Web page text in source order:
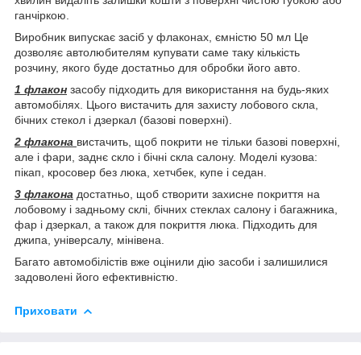
ганчіркою.
Виробник випускає засіб у флаконах, ємністю 50 мл Це
дозволяє автолюбителям купувати саме таку кількість
розчину, якого буде достатньо для обробки його авто.
1 флакон засобу підходить для використання на будь-яких
автомобілях. Цього вистачить для захисту лобового скла,
бічних стекол і дзеркал (базові поверхні).
2 флакона вистачить, щоб покрити не тільки базові поверхні,
але і фари, заднє скло і бічні скла салону. Моделі кузова:
пікап, кросовер без люка, хетчбек, купе і седан.
3 флакона достатньо, щоб створити захисне покриття на
лобовому і задньому склі, бічних стеклах салону і багажника,
фар і дзеркал, а також для покриття люка. Підходить для
джипа, універсалу, мінівена.
Багато автомобілістів вже оцінили дію засоби і залишилися
задоволені його ефективністю.
Приховати